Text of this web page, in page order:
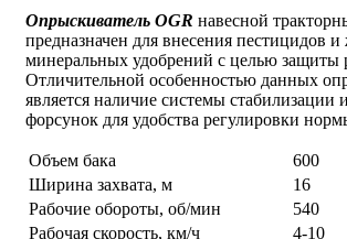
Опрыскиватель OGR навесной
предназначен для внесения пестицидов
минеральных удобрений с целью защиты
Отличительной особенностью данных
является наличие системы стабилизации
форсунок для удобства регулировки
Объем бака
600
Ширина захвата, м
16
Рабочие обороты, об/мин
540
Рабочая скорость, км/ч
4-10